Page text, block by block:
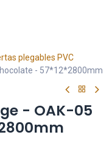
plegables PVC
- 57*12*2800mm
- OAK-05